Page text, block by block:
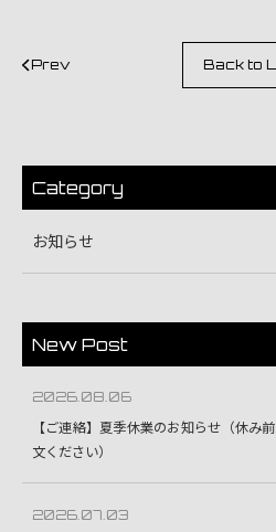
Prev Back to
Category
お知らせ
New Post
2026.08.06
【ご連絡】夏季休業のお知らせ（休み
文ください）
2026.07.03